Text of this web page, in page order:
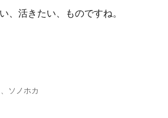
、活きたい、ものですね。
、ソノホカ